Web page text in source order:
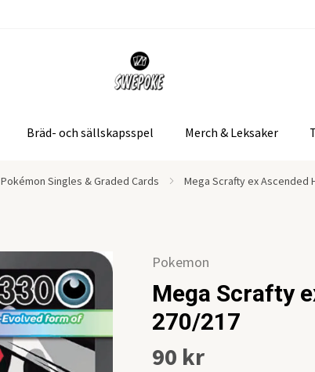
Bräd- och sällskapsspel Merch & Leksaker
Pokémon Singles & Graded Cards Mega Scrafty ex Ascended
Pokemon
Mega Scrafty
270/217
90 kr